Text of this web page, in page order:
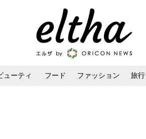
ューティ フード ファッション 旅